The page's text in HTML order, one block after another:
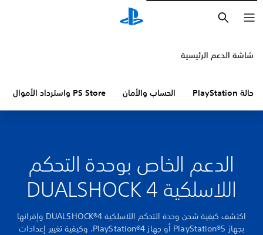
شاشة الدعم الرئيسية
حالة PlayStation الحساب والأمان PS Store واسترداد الأموال
الدعم الخاص بوحدة التحكم
اللاسلكية DUALSHOCK 4
اكتشف كيفية شحن وحدة التحكم اللاسلكية DUALSHOCK®4 وإقرانها
بجهاز PlayStation®5 أو جهاز PlayStation®4، وكيفية تغيير إعدادات